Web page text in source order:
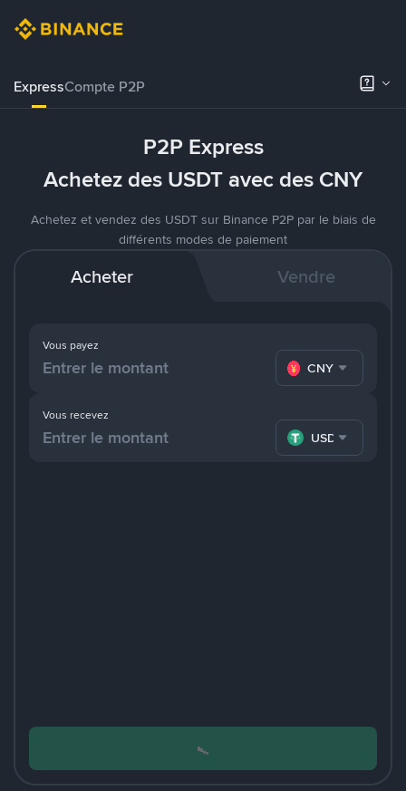
ExpressCompte P2P
P2P Express
Achetez des USDT avec des CNY
Achetez et vendez des USDT sur Binance P2P par le biais de
différents modes de paiement
Acheter Vendre
Vous payez
CNY
Vous recevez
USDT